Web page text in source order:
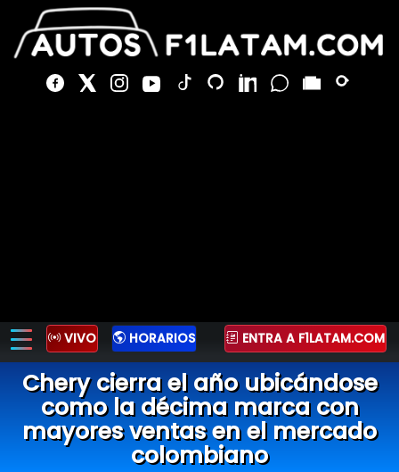
VIVO HORARIOS ENTRA A F1LATAM.COM
Chery cierra el año ubicándose
como la décima marca con
mayores ventas en el mercado
colombiano